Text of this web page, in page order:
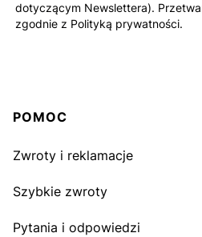
dotyczącym Newslettera).
zgodnie z Polityką prywatności.
Linki w stopce
POMOC
Zwroty i reklamacje
Szybkie zwroty
Pytania i odpowiedzi